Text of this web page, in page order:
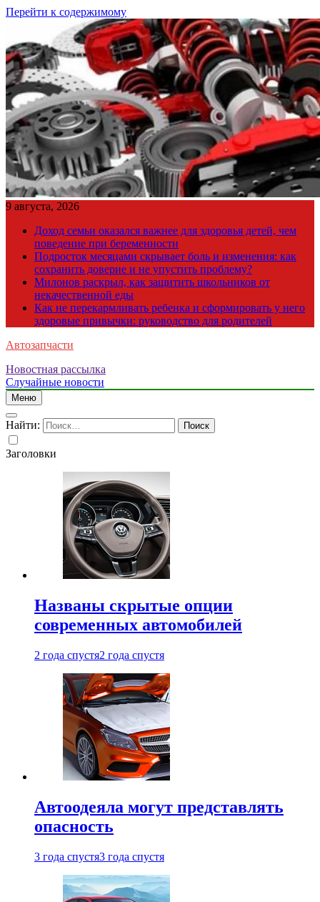
Перейти к содержимому
9 августа, 2026
Доход семьи оказался важнее для здоровья детей, чем
поведение при беременности
Подросток месяцами скрывает боль и изменения: как
сохранить доверие и не упустить проблему?
Милонов раскрыл, как защитить школьников от
некачественной еды
Как не перекармливать ребенка и сформировать у него
здоровые привычки: руководство для родителей
Автозапчасти
Новостная рассылка
Случайные новости
Меню
Найти:
Заголовки
Названы скрытые опции
современных автомобилей
2 года спустя2 года спустя
Автоодеяла могут представлять
опасность
3 года спустя3 года спустя